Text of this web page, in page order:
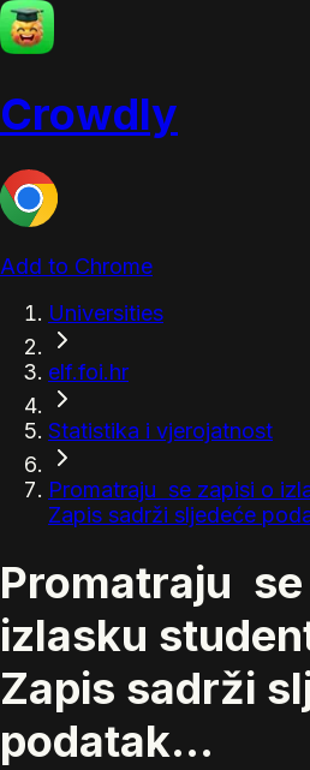
Crowdly
Add to Chrome
Universities
elf.foi.hr
Statistika i vjerojatnost
Promatraju se zapisi o
Zapis sadrži sljedeće
Promatraju
izlasku
Zapis sadrži
podatak...